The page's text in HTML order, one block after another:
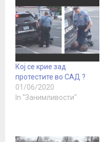
Кој се крие зад
протестите во САД ?
01/06/2020
In "Занимливости"